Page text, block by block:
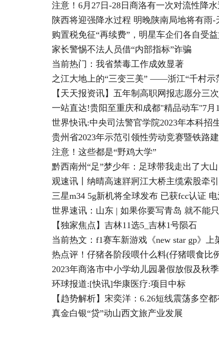
注意！6月27日-28日商洛有一次对流性降
陕西将迎强降水过程 明晚陕南局地将有雨-
购置税免征“再续费”，明星车企们各自受
家长警惕不法人员借“内部指标”诈骗
当前热门：我省禁毒工作成效显著
之江大地上的“三变三美” ——浙江“千村示
【天天报资讯】五年制高职网报志愿分三
一站直达!贵阳至重庆和成都"精品动车"7月
世界快讯:中央司法警官学院2023年本科招
贵州省2023年示范引领性劳动竞赛暨铁路
注意！这些都是“野鸡大学”
黔西南州“足”梦少年：足球带我走出了大山
观速讯丨纳晴高速牂牁江大桥主缆索股牵
三星m34 5g新机将全球发布 已获fcc认证
世界速讯：山东 | 如果你要写青岛 就不能
【独家焦点】吉林11选5_吉林1号陨石
当前热文：f1赛车新游戏《new star gp》上
热点评！仔猪各阶段喂什么料(仔猪喂食比
2023年商洛市中小学幼儿园暑假放假及秋
环球报道:[快讯]华康医疗:项目中标
【趋势解析】宋奕洋：6.26短线震荡多空
真金白银“贷”动山西文旅产业发展